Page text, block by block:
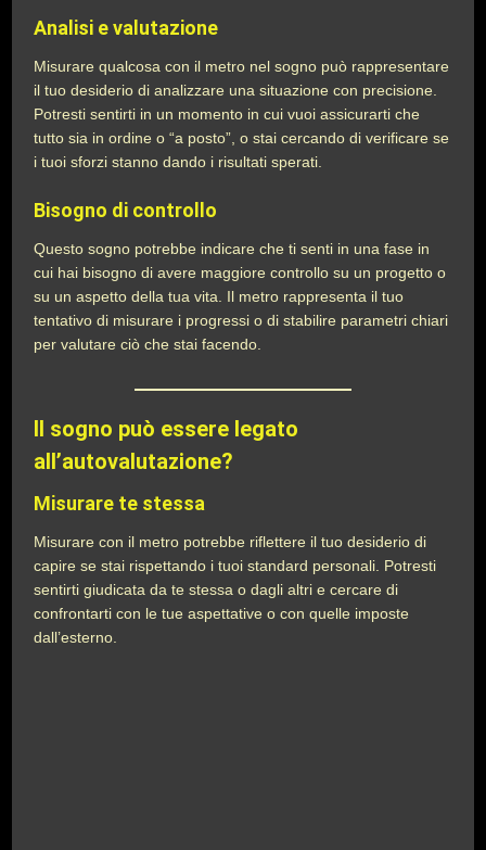
Analisi e valutazione
Misurare qualcosa con il metro nel sogno può rappresentare
il tuo desiderio di analizzare una situazione con precisione.
Potresti sentirti in un momento in cui vuoi assicurarti che
tutto sia in ordine o “a posto”, o stai cercando di verificare se
i tuoi sforzi stanno dando i risultati sperati.
Bisogno di controllo
Questo sogno potrebbe indicare che ti senti in una fase in
cui hai bisogno di avere maggiore controllo su un progetto o
su un aspetto della tua vita. Il metro rappresenta il tuo
tentativo di misurare i progressi o di stabilire parametri chiari
per valutare ciò che stai facendo.
Il sogno può essere legato
all’autovalutazione?
Misurare te stessa
Misurare con il metro potrebbe riflettere il tuo desiderio di
capire se stai rispettando i tuoi standard personali. Potresti
sentirti giudicata da te stessa o dagli altri e cercare di
confrontarti con le tue aspettative o con quelle imposte
dall’esterno.